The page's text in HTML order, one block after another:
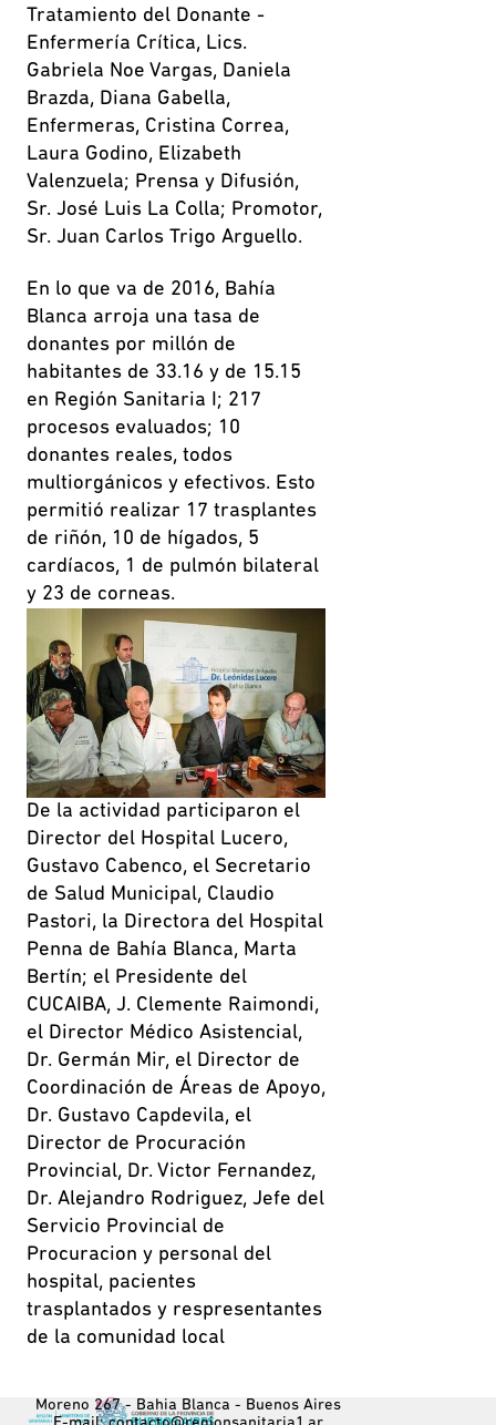
Tratamiento del Donante -
Enfermería Crítica, Lics.
Gabriela Noe Vargas, Daniela
Brazda, Diana Gabella,
Enfermeras, Cristina Correa,
Laura Godino, Elizabeth
Valenzuela; Prensa y Difusión,
Sr. José Luis La Colla; Promotor,
Sr. Juan Carlos Trigo Arguello.
En lo que va de 2016, Bahía
Blanca arroja una tasa de
donantes por millón de
habitantes de 33.16 y de 15.15
en Región Sanitaria I; 217
procesos evaluados; 10
donantes reales, todos
multiorgánicos y efectivos. Esto
permitió realizar 17 trasplantes
de riñón, 10 de hígados, 5
cardíacos, 1 de pulmón bilateral
y 23 de corneas.
De la actividad participaron el
Director del Hospital Lucero,
Gustavo Cabenco, el Secretario
de Salud Municipal, Claudio
Pastori, la Directora del Hospital
Penna de Bahía Blanca, Marta
Bertín; el Presidente del
CUCAIBA, J. Clemente Raimondi,
el Director Médico Asistencial,
Dr. Germán Mir, el Director de
Coordinación de Áreas de Apoyo,
Dr. Gustavo Capdevila, el
Director de Procuración
Provincial, Dr. Victor Fernandez,
Dr. Alejandro Rodriguez, Jefe del
Servicio Provincial de
Procuracion y personal del
hospital, pacientes
trasplantados y respresentantes
de la comunidad local
Moreno 267 - Bahia Blanca - Buenos Aires